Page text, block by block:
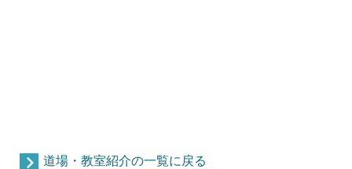
道場・教室紹介の一覧に戻る